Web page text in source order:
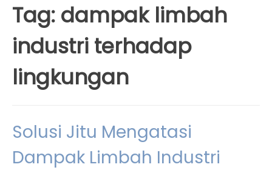
Tag: dampak limbah
industri terhadap
lingkungan
Solusi Jitu Mengatasi
Dampak Limbah Industri